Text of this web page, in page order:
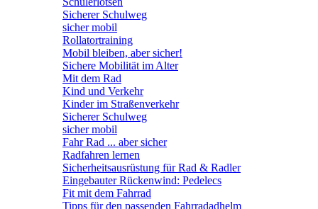
Sicherer Schulweg
sicher mobil
Rollatortraining
Mobil bleiben, aber sicher!
Sichere Mobilität im Alter
Mit dem Rad
Kind und Verkehr
Kinder im Straßenverkehr
Sicherer Schulweg
sicher mobil
Fahr Rad ... aber sicher
Radfahren lernen
Sicherheitsausrüstung für Rad & Radler
Eingebauter Rückenwind: Pedelecs
Fit mit dem Fahrrad
Tipps für den passenden Fahrradadhelm